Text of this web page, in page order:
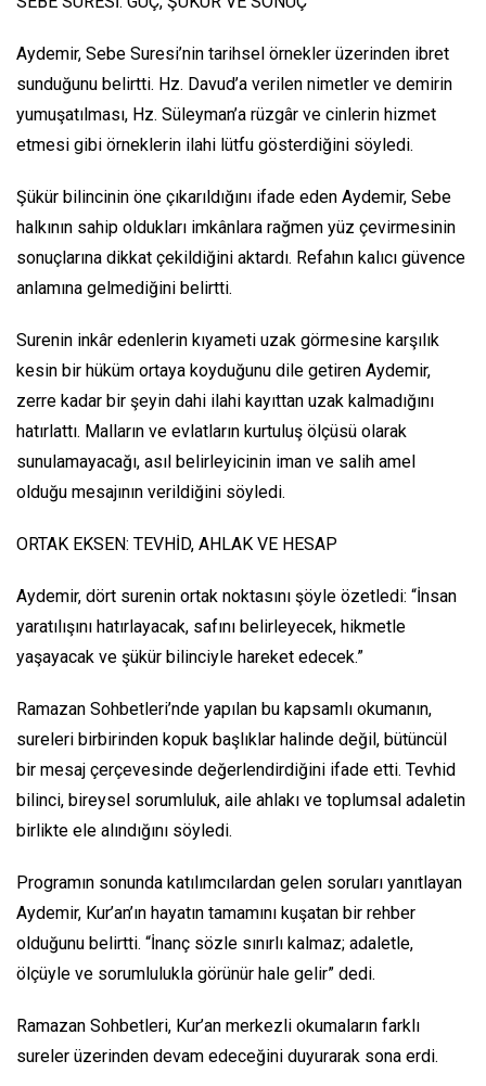
Aydemir, Sebe Suresi’nin tarihsel örnekler üzerinden ibret
sunduğunu belirtti. Hz. Davud’a verilen nimetler ve demirin
yumuşatılması, Hz. Süleyman’a rüzgâr ve cinlerin hizmet
etmesi gibi örneklerin ilahi lütfu gösterdiğini söyledi.
Şükür bilincinin öne çıkarıldığını ifade eden Aydemir, Sebe
halkının sahip oldukları imkânlara rağmen yüz çevirmesinin
sonuçlarına dikkat çekildiğini aktardı. Refahın kalıcı güvence
anlamına gelmediğini belirtti.
Surenin inkâr edenlerin kıyameti uzak görmesine karşılık
kesin bir hüküm ortaya koyduğunu dile getiren Aydemir,
zerre kadar bir şeyin dahi ilahi kayıttan uzak kalmadığını
hatırlattı. Malların ve evlatların kurtuluş ölçüsü olarak
sunulamayacağı, asıl belirleyicinin iman ve salih amel
olduğu mesajının verildiğini söyledi.
ORTAK EKSEN: TEVHİD, AHLAK VE HESAP
Aydemir, dört surenin ortak noktasını şöyle özetledi: “İnsan
yaratılışını hatırlayacak, safını belirleyecek, hikmetle
yaşayacak ve şükür bilinciyle hareket edecek.”
Ramazan Sohbetleri’nde yapılan bu kapsamlı okumanın,
sureleri birbirinden kopuk başlıklar halinde değil, bütüncül
bir mesaj çerçevesinde değerlendirdiğini ifade etti. Tevhid
bilinci, bireysel sorumluluk, aile ahlakı ve toplumsal adaletin
birlikte ele alındığını söyledi.
Programın sonunda katılımcılardan gelen soruları yanıtlayan
Aydemir, Kur’an’ın hayatın tamamını kuşatan bir rehber
olduğunu belirtti. “İnanç sözle sınırlı kalmaz; adaletle,
ölçüyle ve sorumlulukla görünür hale gelir” dedi.
Ramazan Sohbetleri, Kur’an merkezli okumaların farklı
sureler üzerinden devam edeceğini duyurarak sona erdi.